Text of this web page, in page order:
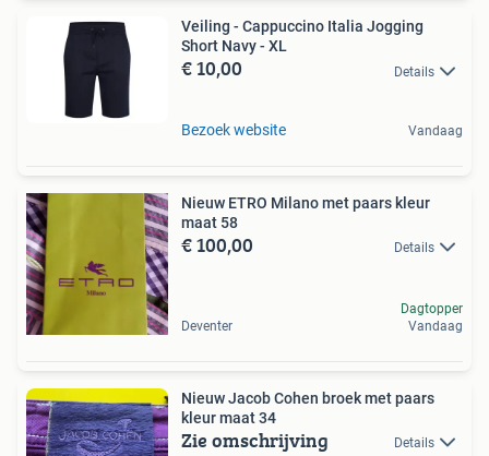
Veiling - Cappuccino Italia Jogging
Short Navy - XL
€ 10,00 Details
Bezoek website Vandaag
Nieuw ETRO Milano met paars kleur
maat 58
€ 100,00 Details
Deventer
Dagtopper
Vandaag
Nieuw Jacob Cohen broek met paars
kleur maat 34
Zie omschrijving Details